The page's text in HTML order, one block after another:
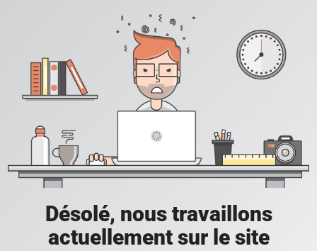
Désolé, nous travaillons
actuellement sur le site